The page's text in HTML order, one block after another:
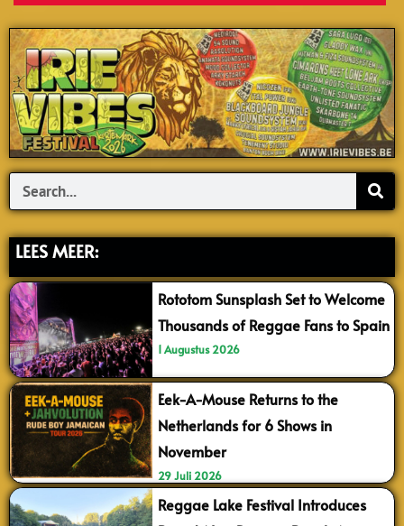
Search
LEES MEER:
Rototom Sunsplash Set to Welcome
Thousands of Reggae Fans to Spain
1 Augustus 2026
Eek-A-Mouse Returns to the
Netherlands for 6 Shows in
November
29 Juli 2026
Reggae Lake Festival Introduces